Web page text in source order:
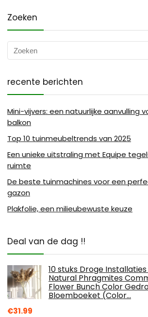
Zoeken
recente berichten
Mini-vijvers: een natuurlijke aanvulling
balkon
Top 10 tuinmeubeltrends van 2025
Een unieke uitstraling met Equipe
ruimte
De beste tuinmachines voor een
gazon
Plakfolie, een milieubewuste keuze
Deal van de dag !!
10 stuks Droge
Natural Phragmites
Flower Bunch Color
Bloemboeket (Color…
€31.99